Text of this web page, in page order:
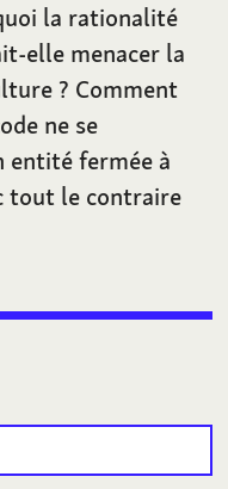
la rationalité
elle menacer la
? Comment
ne se
entité fermée à
tout le contraire